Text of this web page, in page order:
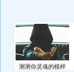
测测你灵魂的模样